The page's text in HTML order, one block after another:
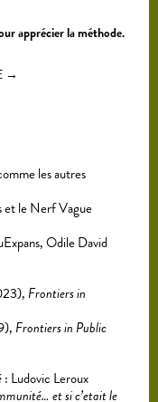
apprécier la méthode.
→
les autres
et le Nerf Vague
Odile David
Frontiers in
Frontiers in Public
: Ludovic Leroux
et si c’etait le